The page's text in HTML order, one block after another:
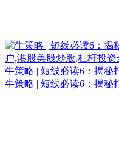
牛策略 | 短线必读6：揭秘
牛策略 | 短线必读6：揭秘